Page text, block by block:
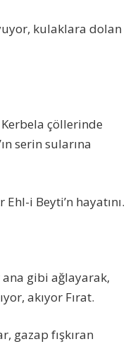
kulaklara dolan
çöllerinde
serin sularına
i Beyti’n hayatını.
gibi ağlayarak,
akıyor Fırat.
gazap fışkıran